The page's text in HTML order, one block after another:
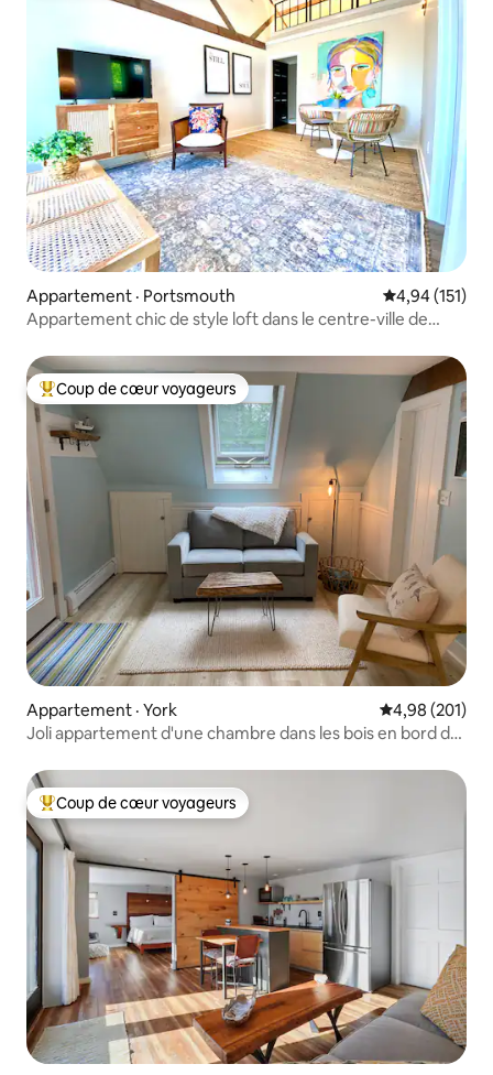
Appartement · Portsmouth Note
4,94 (151)
Appartement chic de style loft dans le centre-ville de
Coup de cœur voyageurs parmi les plus aimés
Coup de cœur voyageurs
Appartement · York Note
4,98 (201)
Joli appartement d'une chambre dans les bois en bord de
Coup de cœur voyageurs parmi les plus aimés
Coup de cœur voyageurs